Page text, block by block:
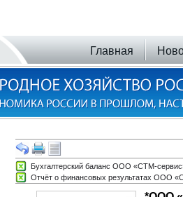
Главная
Бухгалтерский баланс ООО «СТМ-
Отчёт о финансовых результатах ООО